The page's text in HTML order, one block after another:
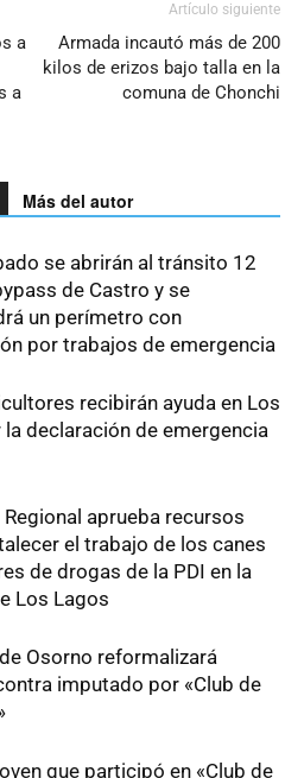
a
a
Artículo siguiente
Armada incautó más de 200
kilos de erizos bajo talla en la
comuna de Chonchi
Más del autor
se abrirán al tránsito 12
de Castro y se
un perímetro con
por trabajos de emergencia
recibirán ayuda en Los
la declaración de emergencia
Regional aprueba recursos
el trabajo de los canes
de drogas de la PDI en la
Los Lagos
Osorno reformalizará
imputado por «Club de
que participó en «Club de